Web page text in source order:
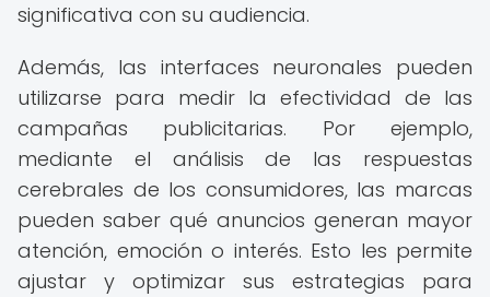
significativa con su audiencia.
Además, las interfaces neuronales pueden
utilizarse para medir la efectividad de las
campañas publicitarias. Por ejemplo,
mediante el análisis de las respuestas
cerebrales de los consumidores, las marcas
pueden saber qué anuncios generan mayor
atención, emoción o interés. Esto les permite
ajustar y optimizar sus estrategias para